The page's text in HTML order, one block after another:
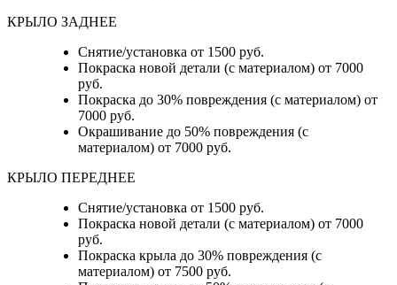
КРЫЛО ЗАДНЕЕ
Снятие/установка от 1500 руб.
Покраска новой детали (с материалом) от 7000
руб.
Покраска до 30% повреждения (с материалом) от
7000 руб.
Окрашивание до 50% повреждения (с
материалом) от 7000 руб.
КРЫЛО ПЕРЕДНЕЕ
Снятие/установка от 1500 руб.
Покраска новой детали (с материалом) от 7000
руб.
Покраска крыла до 30% повреждения (с
материалом) от 7500 руб.